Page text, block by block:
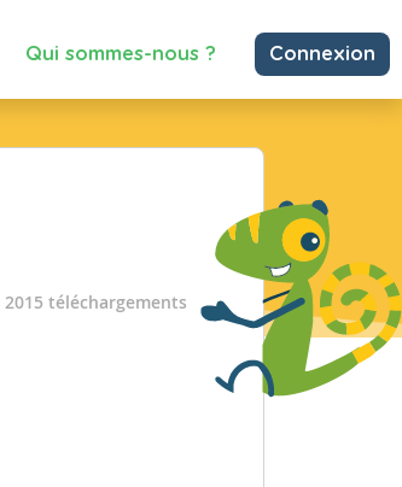
Qui sommes-nous ? Connexion
2015 téléchargements